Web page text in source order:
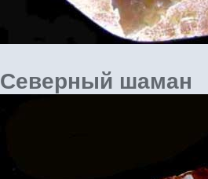
Северный шаман